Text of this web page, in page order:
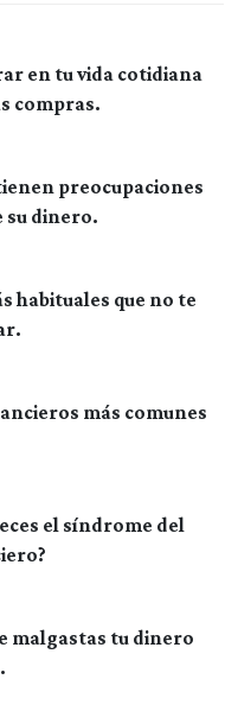
en tu vida cotidiana
compras.
preocupaciones
su dinero.
habituales que no te
más comunes
el síndrome del
malgastas tu dinero